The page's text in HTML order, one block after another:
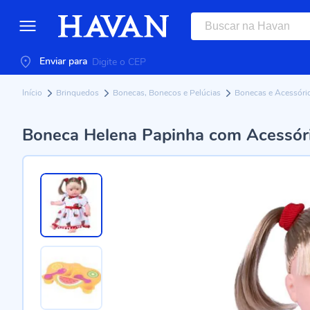
Enviar para
Início Brinquedos Bonecas, Bonecos e Pelúcias Bonecas e
Boneca Helena Papinha com